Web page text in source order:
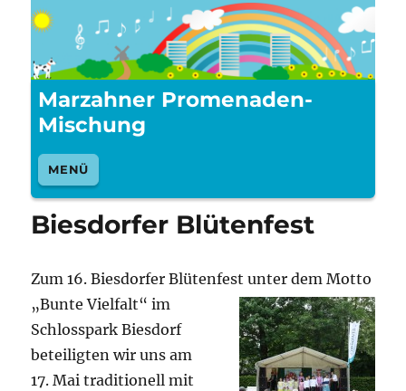
Marzahner Promenaden-
Mischung
MENÜ
Biesdorfer Blütenfest
Zum 16. Biesdorfer Blütenfest unter dem Motto
„Bunte Vielfalt“ im
Schlosspark Biesdorf
beteiligten wir uns am
17. Mai traditionell mit